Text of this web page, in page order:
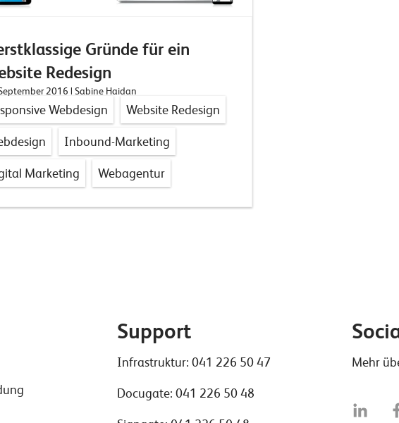
Gründe für ein
Redesign
2016| Sabine Haidan
Webdesign Website Redesign
Inbound-Marketing
Marketing Webagentur
Support
Infrastruktur: 041 226 50 47
Docugate: 041 226 50 48
Mehr